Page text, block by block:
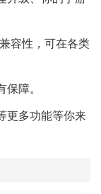
容性，可在各类
障。
更多功能等你来